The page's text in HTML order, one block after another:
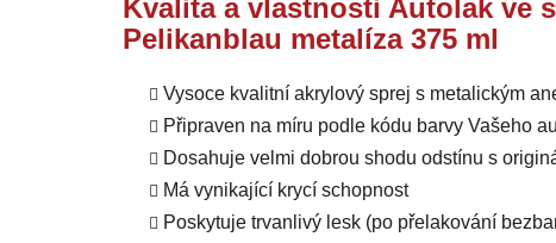
Kvalita a vlastnosti Autolak ve
Pelikanblau metalíza 375 ml
Vysoce kvalitní akrylový sprej s metalickým
Připraven na míru podle kódu barvy Vašeho
Dosahuje velmi dobrou shodu odstínu s
Má vynikající krycí schopnost
Poskytuje trvanlivý lesk (po přelakování